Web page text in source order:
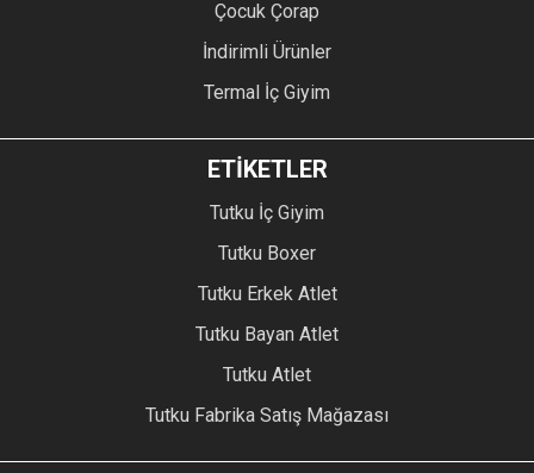
Çocuk Çorap
İndirimli Ürünler
Termal İç Giyim
ETİKETLER
Tutku İç Giyim
Tutku Boxer
Tutku Erkek Atlet
Tutku Bayan Atlet
Tutku Atlet
Tutku Fabrika Satış Mağazası